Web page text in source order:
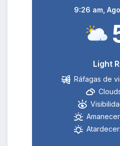
9:26 am,
Light
Ráfagas de
Atardecer: